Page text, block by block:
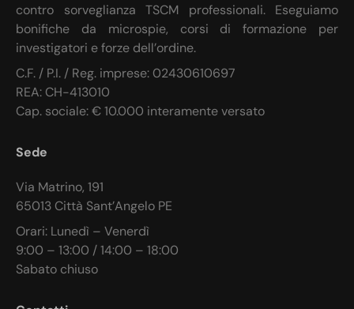
contro sorveglianza TSCM professionali. Eseguiamo
bonifiche da microspie, corsi di formazione per
investigatori e forze dell’ordine.
C.F. / P.I. / Reg. imprese: 02430610697
REA: CH-413010
Cap. sociale: € 10.000 interamente versato
Sede
Via Matrino, 191
65013 Città Sant’Angelo PE
Orari: Lunedì – Venerdì
9:00 – 13:00 / 14:00 – 18:00
Sabato chiuso